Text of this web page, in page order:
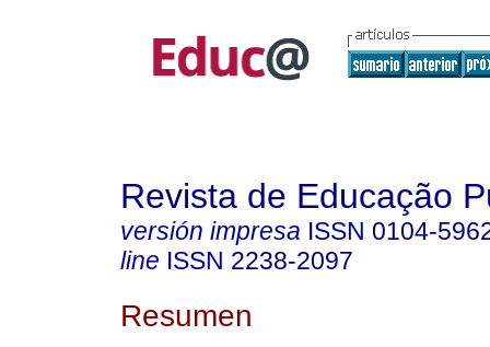
Revista de Educação
versión impresa ISSN 0104-
line ISSN 2238-2097
Resumen